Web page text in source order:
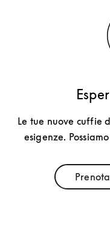
Le tue nuove cuffie
esigenze.